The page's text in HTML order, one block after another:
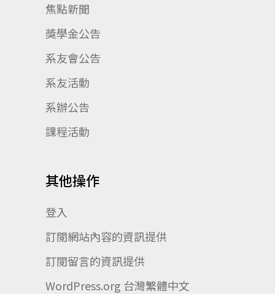
焦點新聞
獎學金公告
系友會公告
系友活動
系辦公告
課程活動
其他操作
登入
訂閱網站內容的資訊提供
訂閱留言的資訊提供
WordPress.org 台灣繁體中文